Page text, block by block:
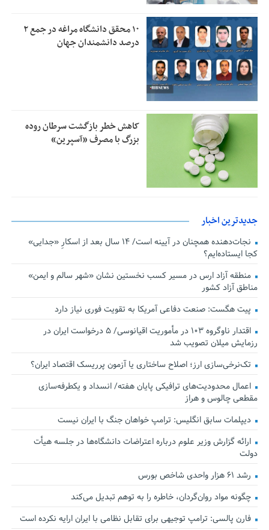
۱۰ محقق دانشگاه مراغه در جمع ۲
درصد دانشمندان جهان
کاهش خطر بازگشت سرطان روده
بزرگ با مصرف «آسپرین»
جدیدترین اخبار
نجات‌دهنده‌ همچنان در آیینه است/ ۱۴ سال بعد از اسکارِ «جدایی»
کجا ایستاده‌ایم؟
منطقه آزاد ارس در مسیر کسب نخستین نشان «شهر سالم و ایمن»
مناطق آزاد کشور
پیت هگست: صنعت دفاعی آمریکا به تقویت فوری نیاز دارد
اقتدار ناوگروه ۱۰۳ در مأموریت‌ اقیانوسی/ ۵ درخواست ایران در
رزمایش میلان تصویب شد
تک‌نرخی‌سازی ارز؛ اصلاح ساختاری یا آزمون پرریسک اقتصاد ایران؟
اعمال محدودیت‌های ترافیکی پایان هفته/ انسداد و یکطرفه‌سازی
مقطعی چالوس و هراز
دیپلمات سابق انگلیس:‌ ترامپ خواهان جنگ با ایران نیست
ارائه گزارش وزیر علوم درباره اعتراضات دانشگاه‌ها در جلسه هیأت
دولت
رشد ۶۱ هزار واحدی شاخص بورس
چگونه مواد روان‌گردان، خاطره را به توهم تبدیل می‌کند
فارن پالسی: ترامپ توجیهی برای تقابل نظامی با ایران ارایه نکرده است